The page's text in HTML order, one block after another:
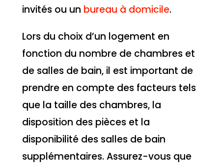
invités ou un bureau à domicile.
Lors du choix d’un logement en
fonction du nombre de chambres et
de salles de bain, il est important de
prendre en compte des facteurs tels
que la taille des chambres, la
disposition des pièces et la
disponibilité des salles de bain
supplémentaires. Assurez-vous que